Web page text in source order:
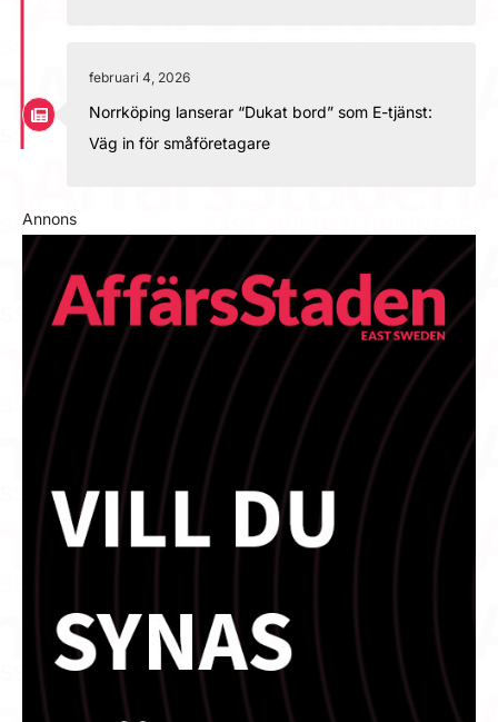
februari 4, 2026
Norrköping lanserar “Dukat bord” som E-tjänst:
Väg in för småföretagare
Annons